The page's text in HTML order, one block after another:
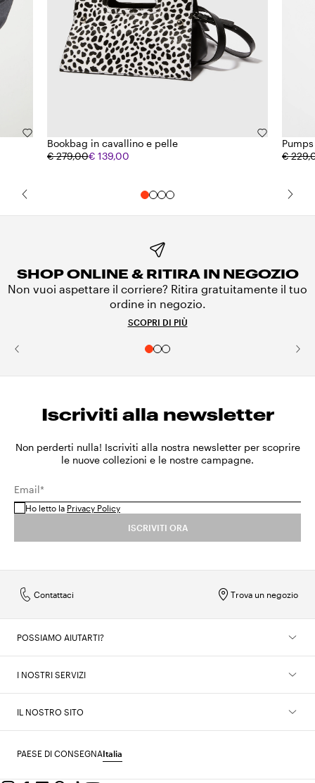
Bookbag in cavallino e pelle
€ 279,00€ 139,00
€
SHOP ONLINE & RITIRA IN NEGOZIO
Non vuoi aspettare il corriere? Ritira gratuitamente il tuo
ordine in negozio.
SCOPRI DI PIÙ
Iscriviti alla newsletter
Non perderti nulla! Iscriviti alla nostra newsletter per scoprire
le nuove collezioni e le nostre campagne.
Email*
Ho letto la Privacy Policy
ISCRIVITI ORA
Trova un negozio
Contattaci
POSSIAMO AIUTARTI?
I NOSTRI SERVIZI
IL NOSTRO SITO
PAESE DI CONSEGNAItalia